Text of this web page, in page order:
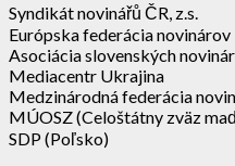
Syndikát novinářů ČR, z.s.
Európska federácia novinárov
Asociácia slovenských
Mediacentr Ukrajina
Medzinárodná federácia
MÚOSZ (Celoštátny zväz
SDP (Poľsko)